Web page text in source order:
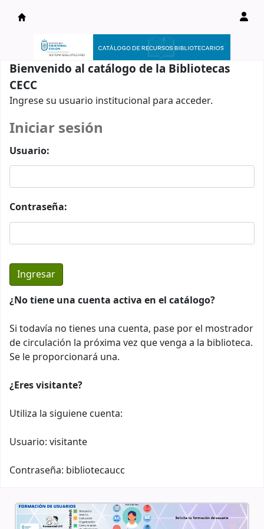
Catálogo en línea
Bienvenido al catálogo de la Bibliotecas
CECC
Ingrese su usuario institucional para acceder.
Iniciar sesión
Usuario:
Contraseña:
¿No tiene una cuenta activa en el catálogo?
Si todavía no tienes una cuenta, pase por el mostrador
de circulación la próxima vez que venga a la biblioteca.
Se le proporcionará una.
¿Eres visitante?
Utiliza la siguiene cuenta:
Usuario: visitante
Contraseña: bibliotecaucc